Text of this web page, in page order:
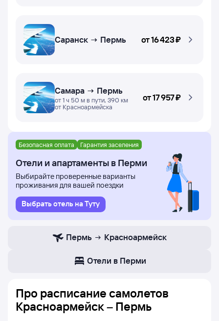
Саранск → Пермь от16 ⁠423 ⁠₽
Самара → Пермь
от 1 ч 50 м в пути, 390 км
от Красноармейска
от17 ⁠957 ⁠₽
Безопасная оплата Гарантия заселения
Отели и апартаменты в Перми
Выбирайте проверенные варианты
проживания для вашей поездки
Выбрать отель на Туту
Пермь Красноармейск
Отели в Перми
Про расписание самолетов
Красноармейск – Пермь